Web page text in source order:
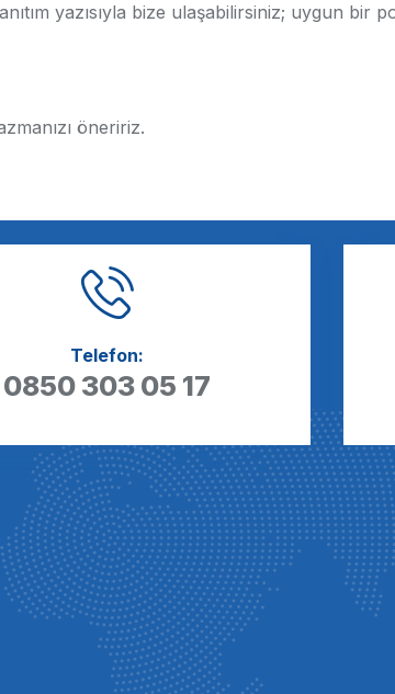
yazısıyla bize ulaşabilirsiniz; uygun bir
öneririz.
Telefon:
0850 303 05 17